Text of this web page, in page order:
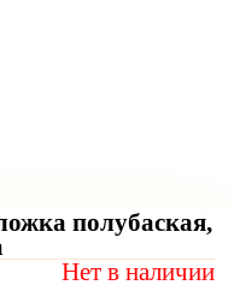
полубаская,
Нет в наличии